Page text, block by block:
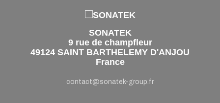
SONATEK
9 rue de champfleur
49124 SAINT BARTHELEMY D'ANJOU
France
contact@sonatek-group.fr